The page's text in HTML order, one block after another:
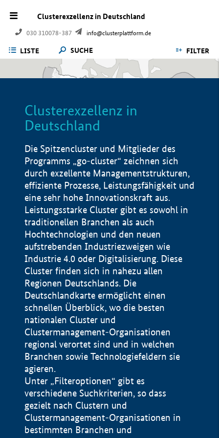
Clusterexzellenz in Deutschland
030 310078-387 info@clusterplattform.de
LISTE SUCHE FILTER
Clusterexzellenz in
Deutschland
Die Spitzencluster und Mitglieder des
Programms „go-cluster“ zeichnen sich
durch exzellente Managementstrukturen,
effiziente Prozesse, Leistungsfähigkeit und
eine sehr hohe Innovationskraft aus.
Leistungsstarke Cluster gibt es sowohl in
traditionellen Branchen als auch
Hochtechnologien und den neuen
aufstrebenden Industriezweigen wie
Industrie 4.0 oder Digitalisierung. Diese
Cluster finden sich in nahezu allen
Regionen Deutschlands. Die
Deutschlandkarte ermöglicht einen
schnellen Überblick, wo die besten
nationalen Cluster und
Clustermanagement-Organisationen
regional verortet sind und in welchen
Branchen sowie Technologiefeldern sie
agieren.
Unter „Filteroptionen“ gibt es
verschiedene Suchkriterien, so dass
gezielt nach Clustern und
Clustermanagement-Organisationen in
bestimmten Branchen und
Impressum
Datenschutzerklärung
BMWE, 2026 ©
100 km © Geobasis-DE / BKG 2015